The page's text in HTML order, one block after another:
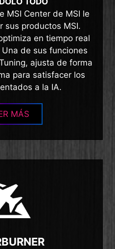
MSI Center de MSI le
sus productos MSI.
en tiempo real
de sus funciones
ajusta de forma
para satisfacer los
a la IA.
MÁS